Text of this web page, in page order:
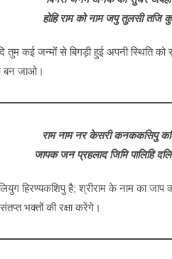
होहि राम को नाम जपु तुलसी तजि
कई जन्मों से बिगड़ी हुई अपनी स्थिति को
बन जाओ।
राम नाम नर केसरी कनककसिपु
जापक जन प्रहलाद जिमि पालिहि
हिरण्यकशिपु है; श्रीराम के नाम का
भक्तों की रक्षा करेंगे।